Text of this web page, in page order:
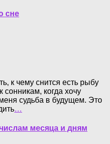
сне
к чему снится есть рыбу
когда хочу
судьба в будущем. Это
…
месяца и дням